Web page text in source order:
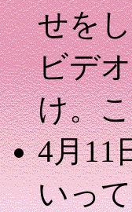
せを
ビデ
け。
4月11
いっ